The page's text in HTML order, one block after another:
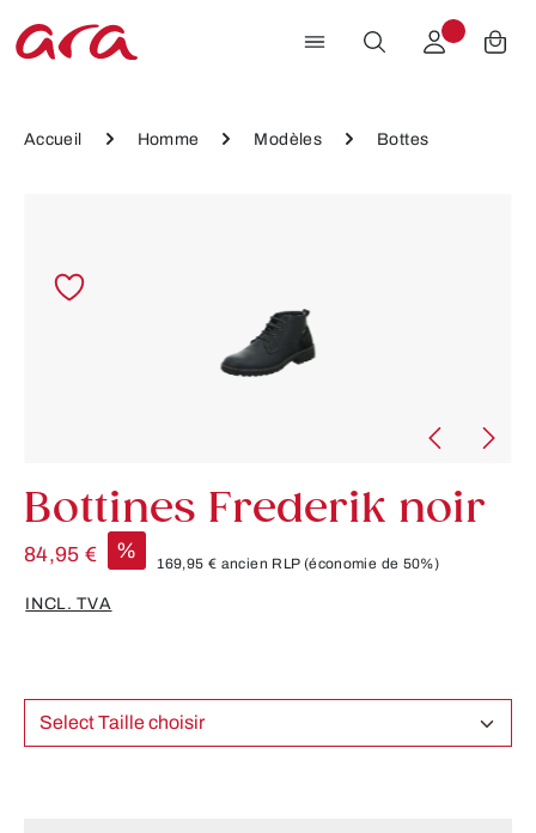
Passer au contenu principal
Accueil Homme Modèles Bottes
Bottines Frederik noir
84,95 € %
169,95 € ancien RLP (économie de 50%)
INCL. TVA
Select Taille choisir